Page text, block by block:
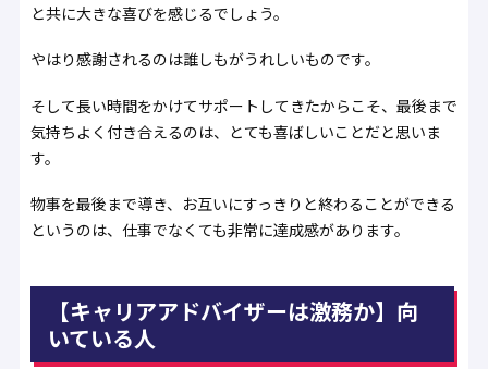
と共に大きな喜びを感じるでしょう。
やはり感謝されるのは誰しもがうれしいものです。
そして長い時間をかけてサポートしてきたからこそ、最後まで
気持ちよく付き合えるのは、とても喜ばしいことだと思いま
す。
物事を最後まで導き、お互いにすっきりと終わることができる
というのは、仕事でなくても非常に達成感があります。
【キャリアアドバイザーは激務か】向
いている人